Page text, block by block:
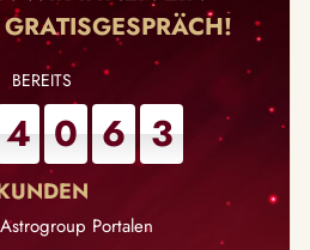
4 0 6 3
Portalen